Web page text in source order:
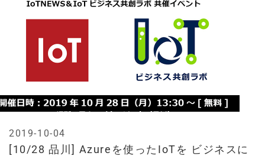
[10/28 品川] Azureを使ったIoTを ビジネスに
2019-10-04